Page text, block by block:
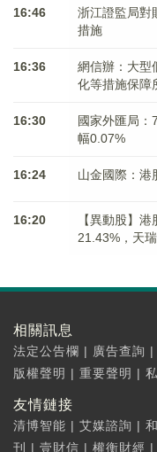
16:46
浙江證監局對
措施
16:36
網信辦：大型
化等措施保障
16:30
國家外匯局
幅0.07%
16:24 山金國際：港
16:20
【異動股】
21.43%，天
相關訊息
法定公告欄 | 廣告查詢 |
版權聲明 | 重要聲明 |
友情鏈接
清博智能 | 艾媒諮詢 |
刊
| 壹財信 | 權衡財經 |